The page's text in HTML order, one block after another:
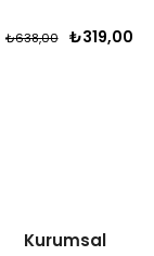
₺319,00
₺638,00
Kurumsal